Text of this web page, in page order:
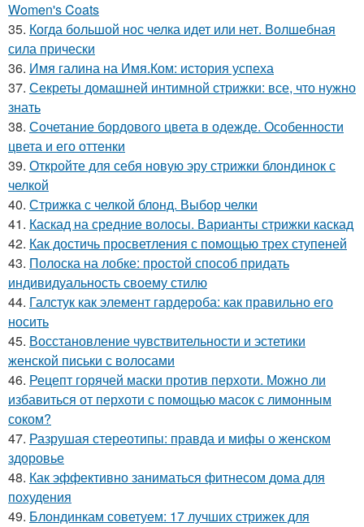
Women's Coats
35. Когда большой нос челка идет или нет. Волшебная
сила прически
36. Имя галина на Имя.Ком: история успеха
37. Секреты домашней интимной стрижки: все, что нужно
знать
38. Сочетание бордового цвета в одежде. Особенности
цвета и его оттенки
39. Откройте для себя новую эру стрижки блондинок с
челкой
40. Стрижка с челкой блонд. Выбор челки
41. Каскад на средние волосы. Варианты стрижки каскад
42. Как достичь просветления с помощью трех ступеней
43. Полоска на лобке: простой способ придать
индивидуальность своему стилю
44. Галстук как элемент гардероба: как правильно его
носить
45. Восстановление чувствительности и эстетики
женской письки с волосами
46. Рецепт горячей маски против перхоти. Можно ли
избавиться от перхоти с помощью масок с лимонным
соком?
47. Разрушая стереотипы: правда и мифы о женском
здоровье
48. Как эффективно заниматься фитнесом дома для
похудения
49. Блондинкам советуем: 17 лучших стрижек для